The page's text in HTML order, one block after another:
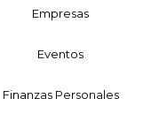
Empresas
Eventos
Finanzas Personales